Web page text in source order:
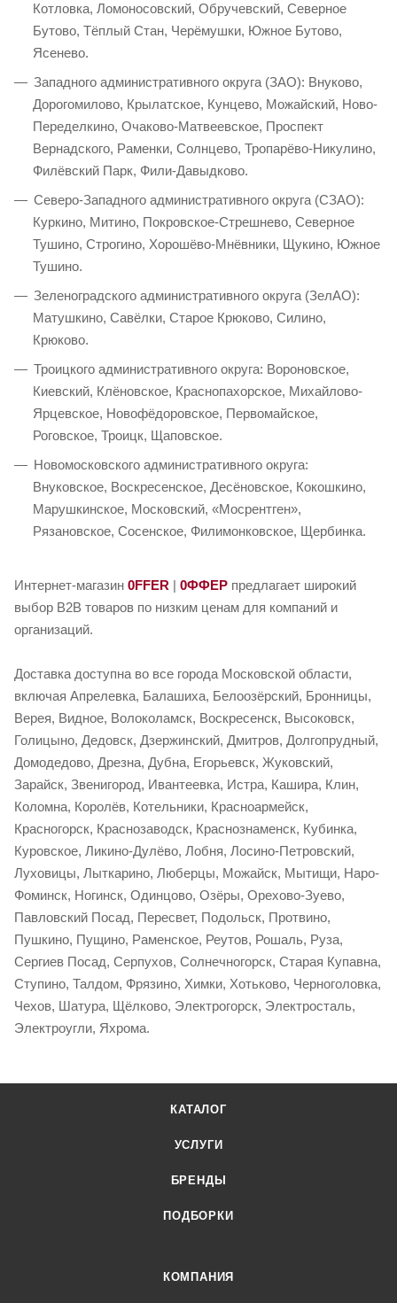
Котловка, Ломоносовский, Обручевский, Северное
Бутово, Тёплый Стан, Черёмушки, Южное Бутово,
Ясенево.
Западного административного округа (ЗАО): Внуково,
Дорогомилово, Крылатское, Кунцево, Можайский, Ново-
Переделкино, Очаково-Матвеевское, Проспект
Вернадского, Раменки, Солнцево, Тропарёво-Никулино,
Филёвский Парк, Фили-Давыдково.
Северо-Западного административного округа (СЗАО):
Куркино, Митино, Покровское-Стрешнево, Северное
Тушино, Строгино, Хорошёво-Мнёвники, Щукино, Южное
Тушино.
Зеленоградского административного округа (ЗелАО):
Матушкино, Савёлки, Старое Крюково, Силино,
Крюково.
Троицкого административного округа: Вороновское,
Киевский, Клёновское, Краснопахорское, Михайлово-
Ярцевское, Новофёдоровское, Первомайское,
Роговское, Троицк, Щаповское.
Новомосковского административного округа:
Внуковское, Воскресенское, Десёновское, Кокошкино,
Марушкинское, Московский, «Мосрентген»,
Рязановское, Сосенское, Филимонковское, Щербинка.
Интернет-магазин 0FFER | 0ФФЕР предлагает широкий
выбор B2B товаров по низким ценам для компаний и
организаций.
Доставка доступна во все города Московской области,
включая Апрелевка, Балашиха, Белоозёрский, Бронницы,
Верея, Видное, Волоколамск, Воскресенск, Высоковск,
Голицыно, Дедовск, Дзержинский, Дмитров, Долгопрудный,
Домодедово, Дрезна, Дубна, Егорьевск, Жуковский,
Зарайск, Звенигород, Ивантеевка, Истра, Кашира, Клин,
Коломна, Королёв, Котельники, Красноармейск,
Красногорск, Краснозаводск, Краснознаменск, Кубинка,
Куровское, Ликино-Дулёво, Лобня, Лосино-Петровский,
Луховицы, Лыткарино, Люберцы, Можайск, Мытищи, Наро-
Фоминск, Ногинск, Одинцово, Озёры, Орехово-Зуево,
Павловский Посад, Пересвет, Подольск, Протвино,
Пушкино, Пущино, Раменское, Реутов, Рошаль, Руза,
Сергиев Посад, Серпухов, Солнечногорск, Старая Купавна,
Ступино, Талдом, Фрязино, Химки, Хотьково, Черноголовка,
Чехов, Шатура, Щёлково, Электрогорск, Электросталь,
Электроугли, Яхрома.
КАТАЛОГ
УСЛУГИ
БРЕНДЫ
ПОДБОРКИ
КОМПАНИЯ